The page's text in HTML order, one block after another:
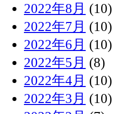
2022年8月 (10)
2022年7月 (10)
2022年6月 (10)
2022年5月 (8)
2022年4月 (10)
2022年3月 (10)